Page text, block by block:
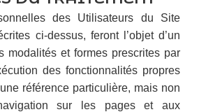
des Utilisateurs du Site
ci-dessus, feront l’objet d’un
modalités et formes prescrites par
des fonctionnalités propres
référence particulière, mais non
sur les pages et aux